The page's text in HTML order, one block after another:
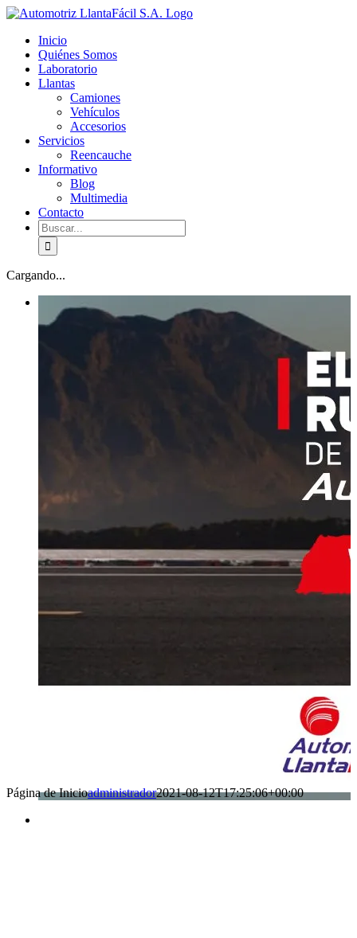
Skip
content
facebook
youtube
Inicio
Quiénes Somos
Laboratorio
Llantas
Camiones
Vehículos
Accesorios
Servicios
Reencauche
Informativo
Blog
Multimedia
Contacto
Buscar:
Cargando...
Página de Inicioadministrador2021-08-12T17:25:06+00:00